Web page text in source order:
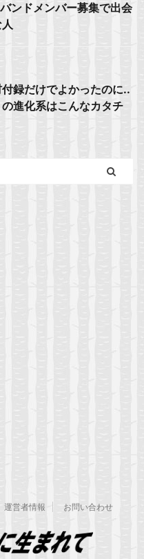
ンドメンバー募集で出会
付録だけでよかったのに..
の進化系はこんなカタチ
運営者情報 お問い合わせ